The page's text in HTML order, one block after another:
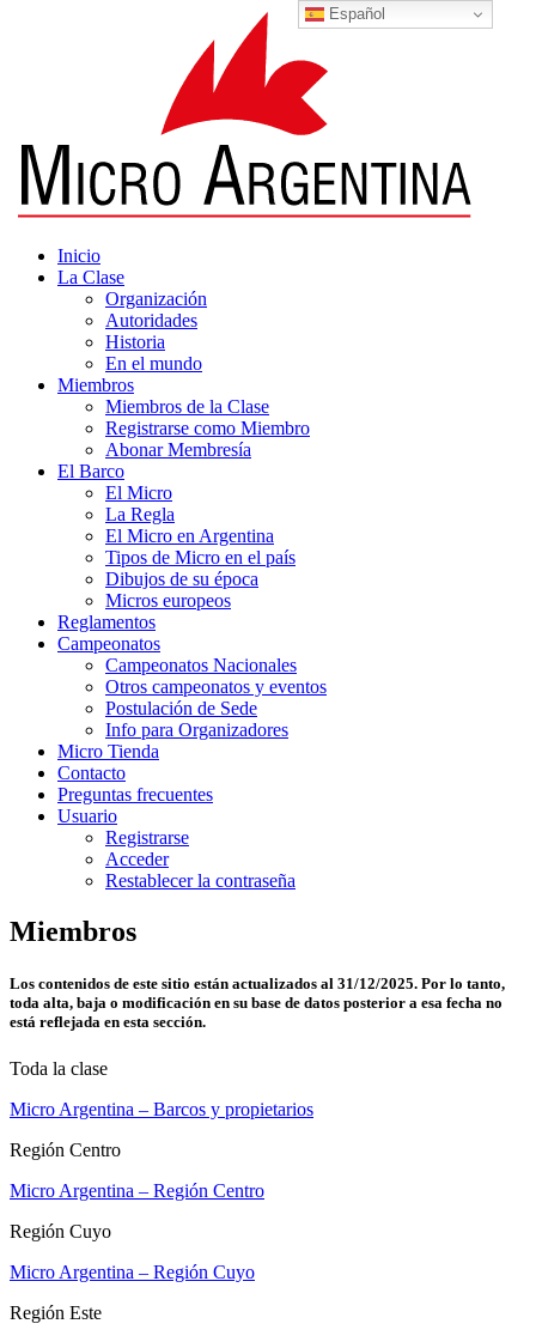
Inicio
La Clase
Organización
Autoridades
Historia
En el mundo
Miembros
Miembros de la Clase
Registrarse como Miembro
Abonar Membresía
El Barco
El Micro
La Regla
El Micro en Argentina
Tipos de Micro en el país
Dibujos de su época
Micros europeos
Reglamentos
Campeonatos
Campeonatos Nacionales
Otros campeonatos y eventos
Postulación de Sede
Info para Organizadores
Micro Tienda
Contacto
Preguntas frecuentes
Usuario
Registrarse
Acceder
Restablecer la contraseña
Miembros
Los contenidos de este sitio están actualizados al 31/12/2025. Por lo tanto,
toda alta, baja o modificación en su base de datos posterior a esa fecha no
está reflejada en esta sección.
Toda la clase
Micro Argentina – Barcos y propietarios
Región Centro
Micro Argentina – Región Centro
Región Cuyo
Micro Argentina – Región Cuyo
Región Este
Español